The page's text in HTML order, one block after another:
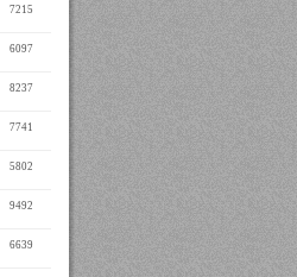
7215
6097
8237
7741
5802
9492
6639